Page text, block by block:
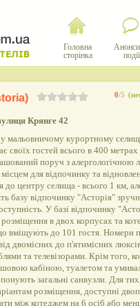
Головна
сторінка
події
0/5
Крянге 42
мальовничому курортному
своїх гостей всього в 400
поруч з алергологічною
для відпочинку та
до центру селища - всього 1 км,
базу відпочинку "Асторія"
У базі відпочинку
розміщення в двох корпусах та
вміщують до 101 гостя. Номери
двомісних до п'ятимісних
та телевізорами. Крім того,
кабіною, туалетом та
загальні санвузли. Для
розміщення, доступні
між котеджем на 6 осіб або